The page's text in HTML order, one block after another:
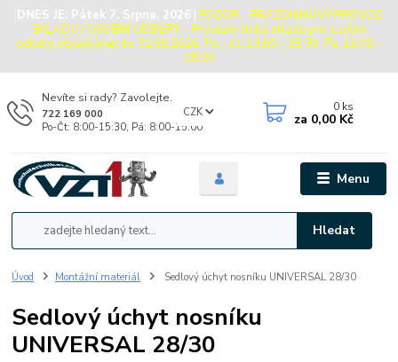
DNES JE: Pátek 7. Srpna, 2026 | POZOR - PRÁZDNINOVÝ PROVOZ
SKLADU / OSOBNÍ ODBĚRY - Provozní doba skladu pro osobní
odběry objednávek do 31.08.2026: Po - Čt: 13:00 - 15:30, Pá: 13:00 -
15:00
Menu
CZK
Hledat
Nevíte si rady? Zavolejte.
722 169 000
Po-Čt: 8:00-15:30, Pá: 8:00-15:00
0 ks
za 0,00 Kč
Úvod Montážní materiál Sedlový úchyt nosníku UNIVERSAL 28/30
Sedlový úchyt nosníku
UNIVERSAL 28/30